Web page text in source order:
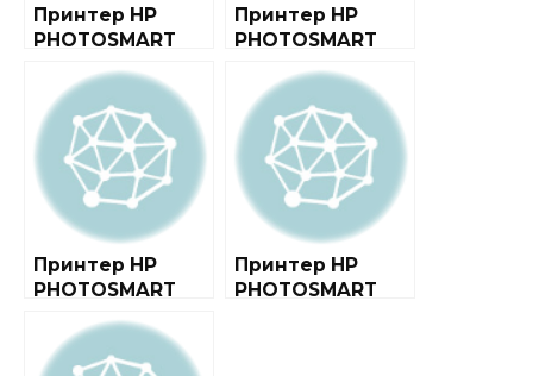
Принтер HP
PHOTOSMART
ONE C311A
Принтер HP
PHOTOSMART
ONE
Принтер HP
PHOTOSMART
Принтер HP
PHOTOSMART